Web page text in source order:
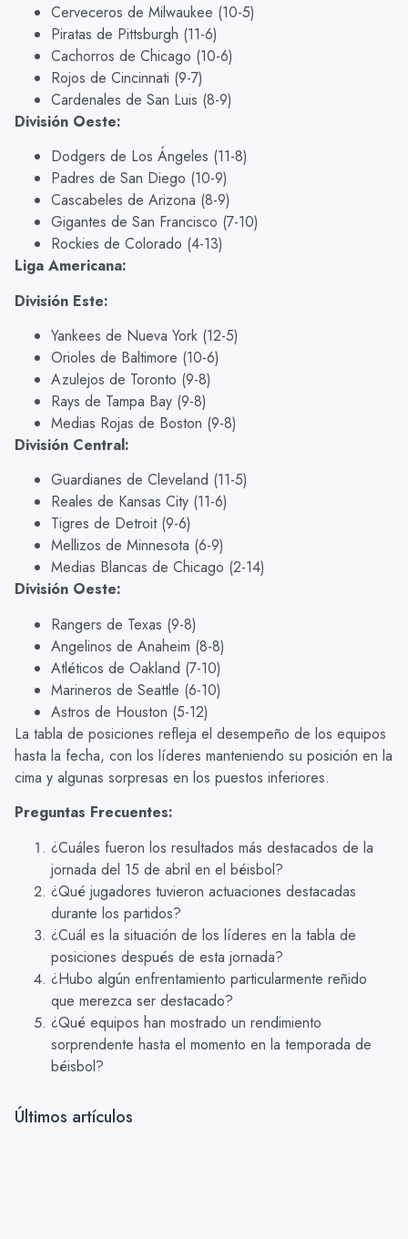
Cerveceros de Milwaukee (10-5)
Piratas de Pittsburgh (11-6)
Cachorros de Chicago (10-6)
Rojos de Cincinnati (9-7)
Cardenales de San Luis (8-9)
División Oeste:
Dodgers de Los Ángeles (11-8)
Padres de San Diego (10-9)
Cascabeles de Arizona (8-9)
Gigantes de San Francisco (7-10)
Rockies de Colorado (4-13)
Liga Americana:
División Este:
Yankees de Nueva York (12-5)
Orioles de Baltimore (10-6)
Azulejos de Toronto (9-8)
Rays de Tampa Bay (9-8)
Medias Rojas de Boston (9-8)
División Central:
Guardianes de Cleveland (11-5)
Reales de Kansas City (11-6)
Tigres de Detroit (9-6)
Mellizos de Minnesota (6-9)
Medias Blancas de Chicago (2-14)
División Oeste:
Rangers de Texas (9-8)
Angelinos de Anaheim (8-8)
Atléticos de Oakland (7-10)
Marineros de Seattle (6-10)
Astros de Houston (5-12)
La tabla de posiciones refleja el desempeño de los equipos
hasta la fecha, con los líderes manteniendo su posición en la
cima y algunas sorpresas en los puestos inferiores.
Preguntas Frecuentes:
¿Cuáles fueron los resultados más destacados de la
jornada del 15 de abril en el béisbol?
¿Qué jugadores tuvieron actuaciones destacadas
durante los partidos?
¿Cuál es la situación de los líderes en la tabla de
posiciones después de esta jornada?
¿Hubo algún enfrentamiento particularmente reñido
que merezca ser destacado?
¿Qué equipos han mostrado un rendimiento
sorprendente hasta el momento en la temporada de
béisbol?
Últimos artículos